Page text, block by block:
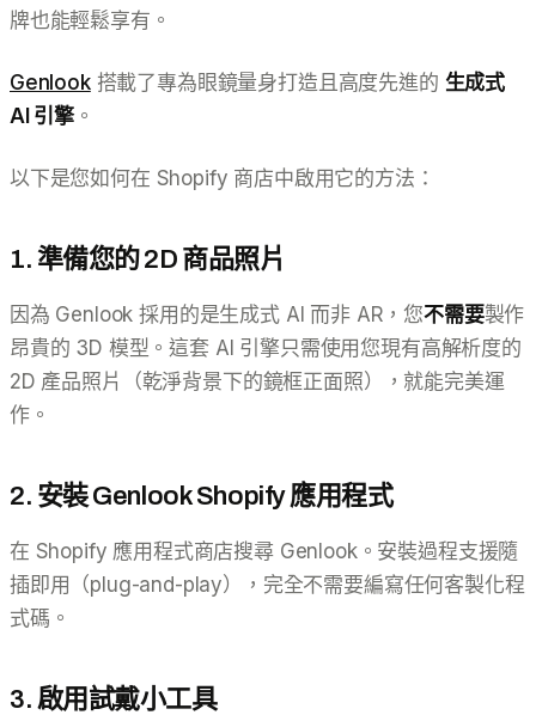
牌也能輕鬆享有。
Genlook搭載了專為眼鏡量身打造且高度先進的 生成式
AI 引擎 。
以下是您如何在 Shopify 商店中啟用它的方法：
1. 準備您的 2D 商品照片
因為 Genlook 採用的是生成式 AI 而非 AR，您不需要製作
昂貴的 3D 模型。這套 AI 引擎只需使用您現有高解析度的
2D 產品照片（乾淨背景下的鏡框正面照），就能完美運
作。
2. 安裝 Genlook Shopify 應用程式
在 Shopify 應用程式商店搜尋 Genlook。安裝過程支援隨
插即用（plug-and-play），完全不需要編寫任何客製化程
式碼。
3. 啟用試戴小工具